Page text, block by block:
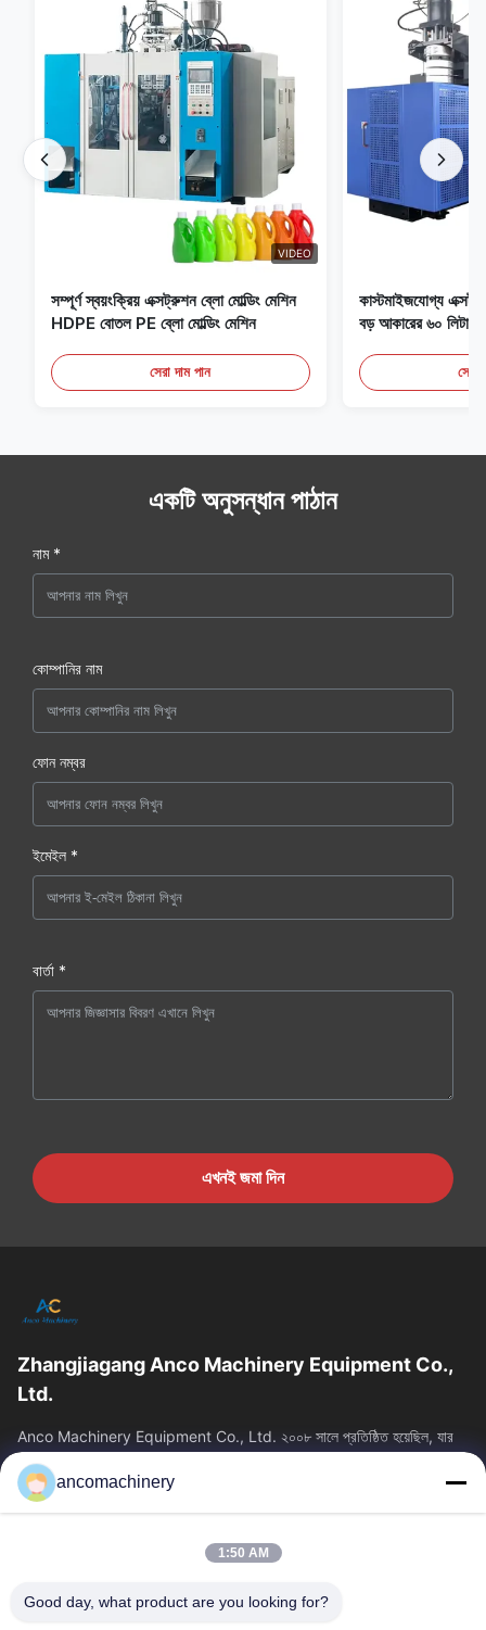
VIDEO
সম্পূর্ণ স্বয়ংক্রিয় এক্সট্রুশন ব্লো মোল্ডিং মেশিন
HDPE বোতল PE ব্লো মোল্ডিং মেশিন
সেরা দাম পান
কাস্টমাইজযোগ্য
বড় আকারের ৬০ লিটার
সেরা
একটি অনুসন্ধান পাঠান
নাম *
কোম্পানির নাম
ফোন নম্বর
ইমেইল *
বার্তা *
এখনই জমা দিন
Zhangjiagang Anco Machinery Equipment Co.,
Ltd.
Anco Machinery Equipment Co., Ltd. ২০০৮ সালে প্রতিষ্ঠিত হয়েছিল, যার
সদর দপ্তর চীনের জিয়াংসু প্রদেশের সুঝো সিটির ঝাংজিয়াগাং শহরে অবস্থিত। এটি...
গুরুত্বপূর্ণ সংযোগ
আমাদের সম্পর্কে
কারখানা ভ্রমণ
মান নিয়ন্ত্রণ
ancomachinery
1:50 AM
Good day, what product are you looking for?